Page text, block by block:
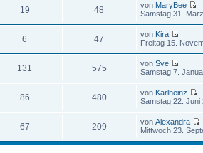
19 48 von MaryBee
Samstag 31.
6 47 von Kira
Freitag 15.
131 575 vonSve
Samstag 7.
86 480 von Karlheinz
Samstag 22. Juni
67 209 vonAlexandra
Mittwoch 23.